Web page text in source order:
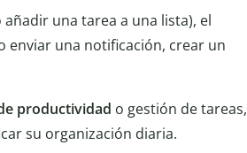
una tarea a una lista), el
enviar una notificación, crear un
productividad o gestión de tareas,
su organización diaria.